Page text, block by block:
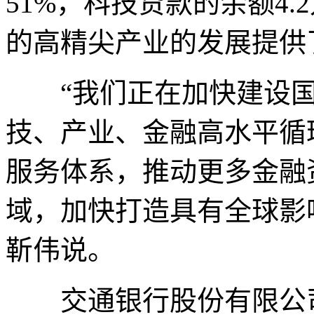
的高精尖产业的发展提
“我们正在加快建设国
技、产业、金融高水平
服务体系，推动更多金
域，加快打造具有全球
靳伟说。
交通银行股份有限公